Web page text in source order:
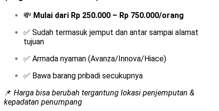
💸 Mulai dari Rp 250.000 – Rp 750.000/orang
✅ Sudah termasuk jemput dan antar sampai alamat
tujuan
✅ Armada nyaman (Avanza/Innova/Hiace)
✅ Bawa barang pribadi secukupnya
📌 Harga bisa berubah tergantung lokasi penjemputan &
kepadatan penumpang